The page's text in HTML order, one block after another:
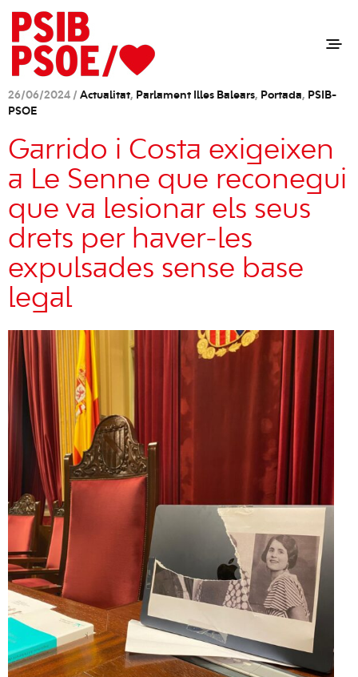
26/06/2024 / Actualitat, Parlament Illes Balears, Portada, PSIB-
PSOE
Garrido i Costa exigeixen
a Le Senne que reconegui
que va lesionar els seus
drets per haver-les
expulsades sense base
legal